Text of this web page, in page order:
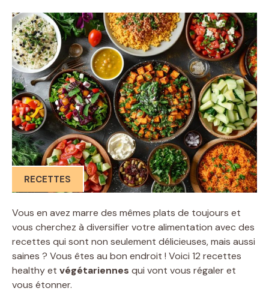
RECETTES
Vous en avez marre des mêmes plats de toujours et
vous cherchez à diversifier votre alimentation avec des
recettes qui sont non seulement délicieuses, mais aussi
saines ? Vous êtes au bon endroit ! Voici 12 recettes
healthy et végétariennes qui vont vous régaler et
vous étonner.